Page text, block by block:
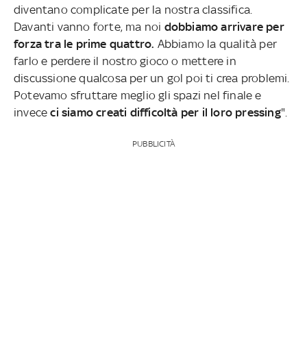
diventano complicate per la nostra classifica.
Davanti vanno forte, ma noi dobbiamo arrivare per
forza tra le prime quattro. Abbiamo la qualità per
farlo e perdere il nostro gioco o mettere in
discussione qualcosa per un gol poi ti crea problemi.
Potevamo sfruttare meglio gli spazi nel finale e
invececi siamo creati difficoltà per il loro pressing".
PUBBLICITÀ